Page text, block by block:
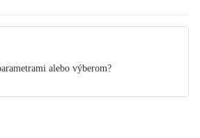
alebo výberom?